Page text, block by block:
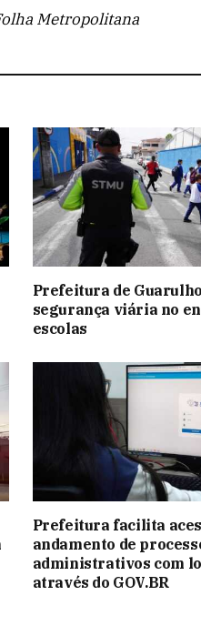
Metropolitana
Prefeitura de
segurança viária no
escolas
Prefeitura facilita
andamento de
administrativos com
através do GOV.BR